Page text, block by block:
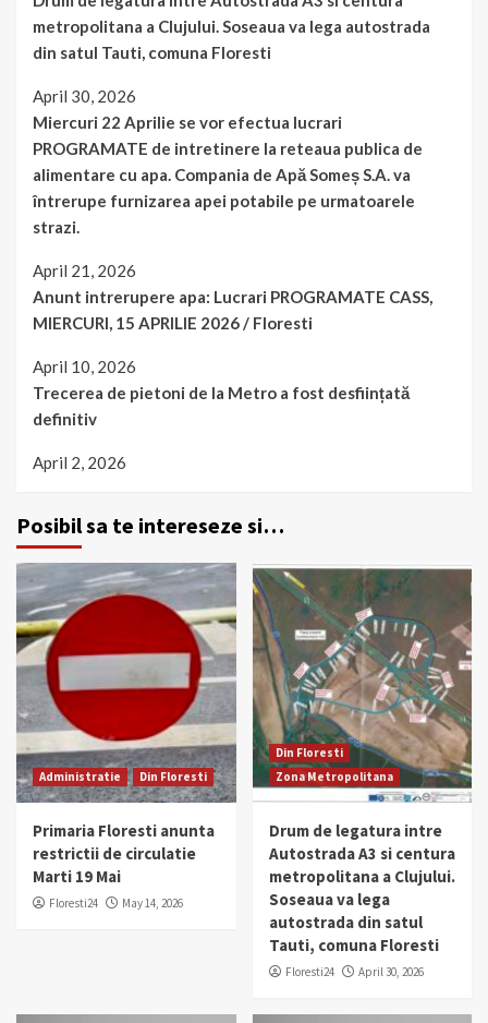
metropolitana a Clujului. Soseaua va lega autostrada
din satul Tauti, comuna Floresti
April 30, 2026
Miercuri 22 Aprilie se vor efectua lucrari
PROGRAMATE de intretinere la reteaua publica de
alimentare cu apa. Compania de Apă Someș S.A. va
întrerupe furnizarea apei potabile pe urmatoarele
strazi.
April 21, 2026
Anunt intrerupere apa: Lucrari PROGRAMATE CASS,
MIERCURI, 15 APRILIE 2026 / Floresti
April 10, 2026
Trecerea de pietoni de la Metro a fost desființată
definitiv
April 2, 2026
Posibil sa te intereseze si…
Administratie Din Floresti
Primaria Floresti anunta
restrictii de circulatie
Marti 19 Mai
Floresti24 May 14, 2026
Din Floresti
Zona Metropolitana
Drum de legatura intre
Autostrada A3 si centura
metropolitana a Clujului.
Soseaua va lega
autostrada din satul
Tauti, comuna Floresti
Floresti24 April 30, 2026